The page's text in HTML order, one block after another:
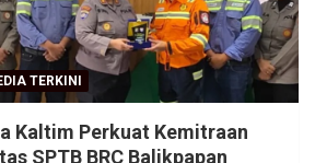
TERKINI
Kaltim Perkuat Kemitraan
SPTB BRC Balikpapan